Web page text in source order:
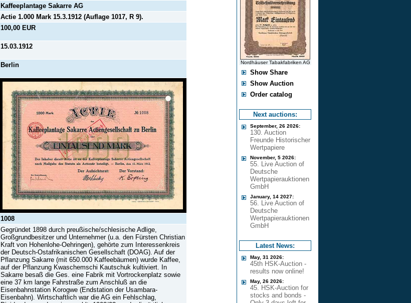
Kaffeeplantage Sakarre AG
Actie 1.000 Mark 15.3.1912 (Auflage 1017, R 9).
100,00 EUR
15.03.1912
Berlin
1008
Gegründet 1898 durch preußische/schlesische Adlige,
Großgrundbesitzer und Unternehmer (u.a. den Fürsten Christian
Kraft von Hohenlohe-Oehringen), gehörte zum Interessenkreis
der Deutsch-Ostafrikanischen Gesellschaft (DOAG). Auf der
Pflanzung Sakarre (mit 650.000 Kaffeebäumen) wurde Kaffee,
auf der Pflanzung Kwaschemschi Kautschuk kultiviert. In
Sakarre besaß die Ges. eine Fabrik mit Vortrockenplatz sowie
eine 37 km lange Fahrstraße zum Anschluß an die
Eisenbahnstation Korogwe (Endstation der Usambara-
Eisenbahn). Wirtschaftlich war die AG ein Fehlschlag,
Nordhäuser Tabakfabriken AG
Show Share
Show Auction
Order catalog
Next auctions:
September, 26 2026:
130. Auction
Freunde Historischer
Wertpapiere
November, 5 2026:
55. Live Auction of
Deutsche
Wertpapierauktionen
GmbH
January, 14 2027:
56. Live Auction of
Deutsche
Wertpapierauktionen
GmbH
Latest News:
May, 31 2026:
45th HSK-Auction -
results now online!
May, 26 2026:
45. HSK-Auction for
stocks and bonds -